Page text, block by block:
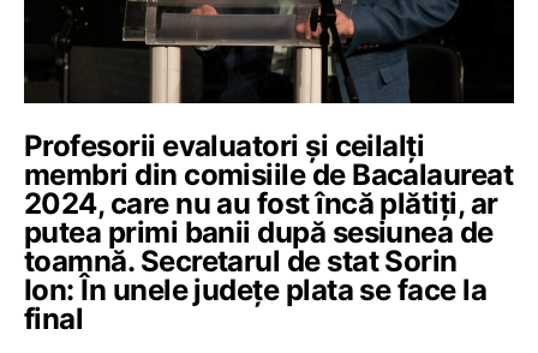
Profesorii evaluatori și ceilalți
membri din comisiile de Bacalaureat
2024, care nu au fost încă plătiți, ar
putea primi banii după sesiunea de
toamnă. Secretarul de stat Sorin
Ion: În unele județe plata se face la
final